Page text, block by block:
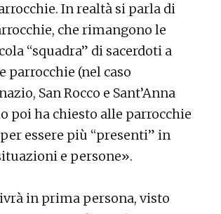
In realtà si parla di
che rimangono le
“squadra” di sacerdoti a
parrocchie (nel caso
San Rocco e Sant’Anna
poi ha chiesto alle parrocchie
essere più “presenti” in
e persone».
in prima persona, visto